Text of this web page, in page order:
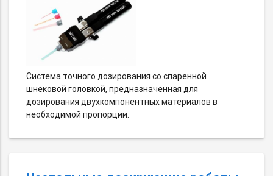
Система точного дозирования со спаренной
шнековой головкой, предназначенная для
дозирования двухкомпонентных материалов в
необходимой пропорции.